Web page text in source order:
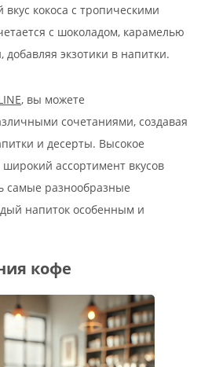
вкус кокоса с тропическими
с шоколадом, карамелью
экзотики в напитки.
, вы можете
сочетаниями, создавая
и десерты. Высокое
ассортимент вкусов
самые разнообразные
напиток особенным и
кофе